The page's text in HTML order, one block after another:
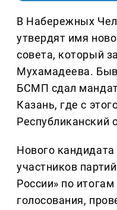
В Набережных
утвердят имя
совета, который
Мухамадеева.
БСМП сдал
Казань, где с
Республиканский
Нового
участников
России» по
голосования,